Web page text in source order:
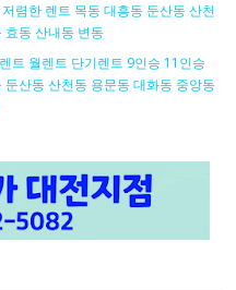
렴한 렌트 목동 대흥동 둔산동 산천
효동 산내동 변동
트 월렌트 단기렌트 9인승 11인승
산동 산천동 용문동 대화동 중앙동